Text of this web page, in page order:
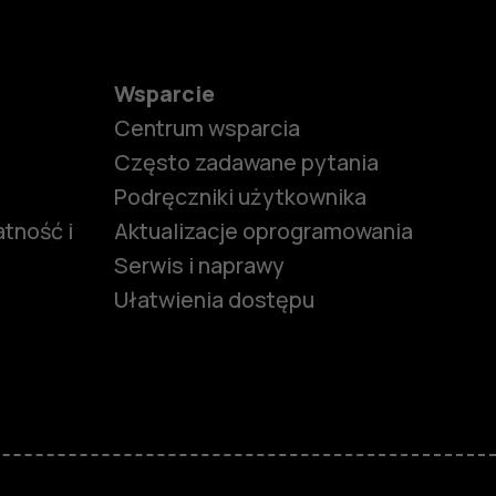
i
Wsparcie
Centrum wsparcia
Często zadawane pytania
Podręczniki użytkownika
Aktualizacje oprogramowania
Serwis i naprawy
Ułatwienia dostępu